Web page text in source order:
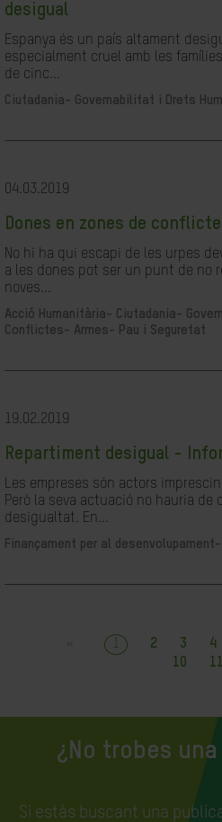
desigual
Espanya és un país altament
especialment cruel amb les
de cinc...
Ciutadania- Governabilitat i Drets
04.03.2019
Dones en zones de conflicte
No hi ha qui escapi de les urpes
a les dones pot ser un punt de no
noves...
Acció Humanitària-
Ciutadania-
Conflictes- Armes- Pau i Seguretat
19.02.2019
Repartiment desigual -
Les empreses són actors
Però la seva actuació no hauria
desigualtat. En...
Finançament per al desenvolupament-
« 1 2 3 4
10
11
¿No trobes
Si estàs buscant una